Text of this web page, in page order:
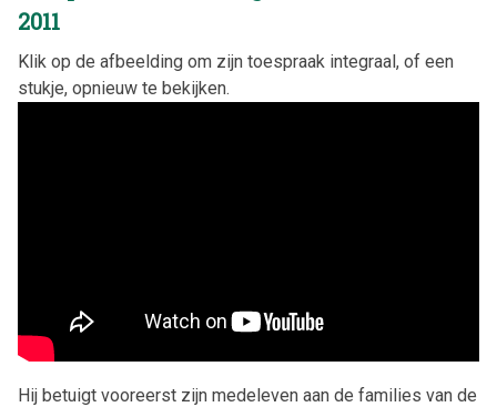
2011
Klik op de afbeelding om zijn toespraak integraal, of een
stukje, opnieuw te bekijken.
Hij betuigt vooreerst zijn medeleven aan de families van de